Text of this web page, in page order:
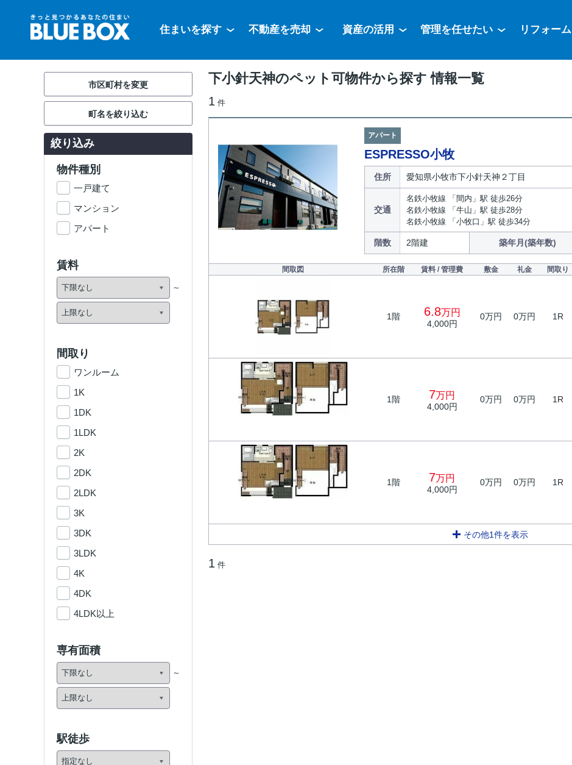
住まいを探す 不動産を売却 資産の活用 管理を任せたい リフォーム
下小針天神のペット可物件から探す 情報一覧
1 件
アパート
ESPRESSO小牧
住所 愛知県小牧市下小針天神２丁目
交通
名鉄小牧線 「間内」駅 徒歩26分
名鉄小牧線 「牛山」駅 徒歩28分
名鉄小牧線 「小牧口」駅 徒歩34分
階数 2階建 築年月(築年数)
間取図 所在階 賃料 / 管理費 敷金 礼金 間取り
1階 6.8万円
4,000円
0万円 0万円 1R
1階 7万円
4,000円
0万円 0万円 1R
1階 7万円
4,000円
0万円 0万円 1R
その他1件を表示
1 件
市区町村を変更
町名を絞り込む
絞り込み
物件種別
一戸建て
マンション
アパート
賃料
間取り
ワンルーム
1K
1DK
1LDK
2K
2DK
2LDK
3K
3DK
3LDK
4K
4DK
4LDK以上
専有面積
駅徒歩